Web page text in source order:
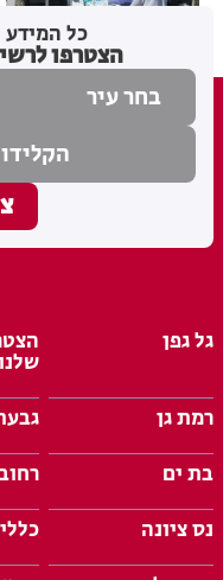
כל המידע
הצטרפו
גל גפן
רמת גן
בת ים
נס ציונה
כללי